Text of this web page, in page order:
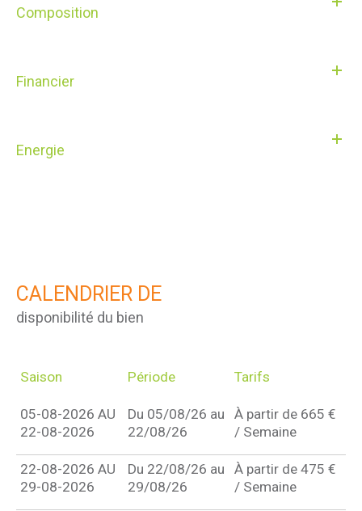
Composition
Financier
Energie
CALENDRIER DE
disponibilité du bien
Saison Période Tarifs
05-08-2026 AU
22-08-2026
Du 05/08/26 au
22/08/26
À partir de 665 €
/ Semaine
22-08-2026 AU
29-08-2026
Du 22/08/26 au
29/08/26
À partir de 475 €
/ Semaine